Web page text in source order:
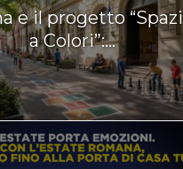
e il progetto “Spazi
a Colori”:...